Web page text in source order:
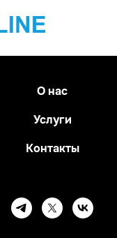
ЛОГОТИП
О нас
Услуги
Контакты